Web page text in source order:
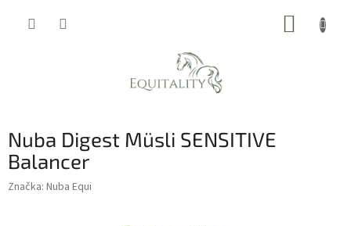
Nuba Digest Müsli SENSITIVE
Balancer
Značka: Nuba Equi